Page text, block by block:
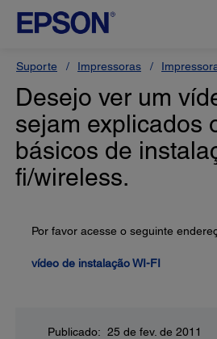
Suporte Impressoras
Desejo ver um
sejam explicados
básicos de
fi/wireless.
Por favor acesse o seguinte
vídeo de instalação WI-FI
Publicado: 25 de fev. de 2011